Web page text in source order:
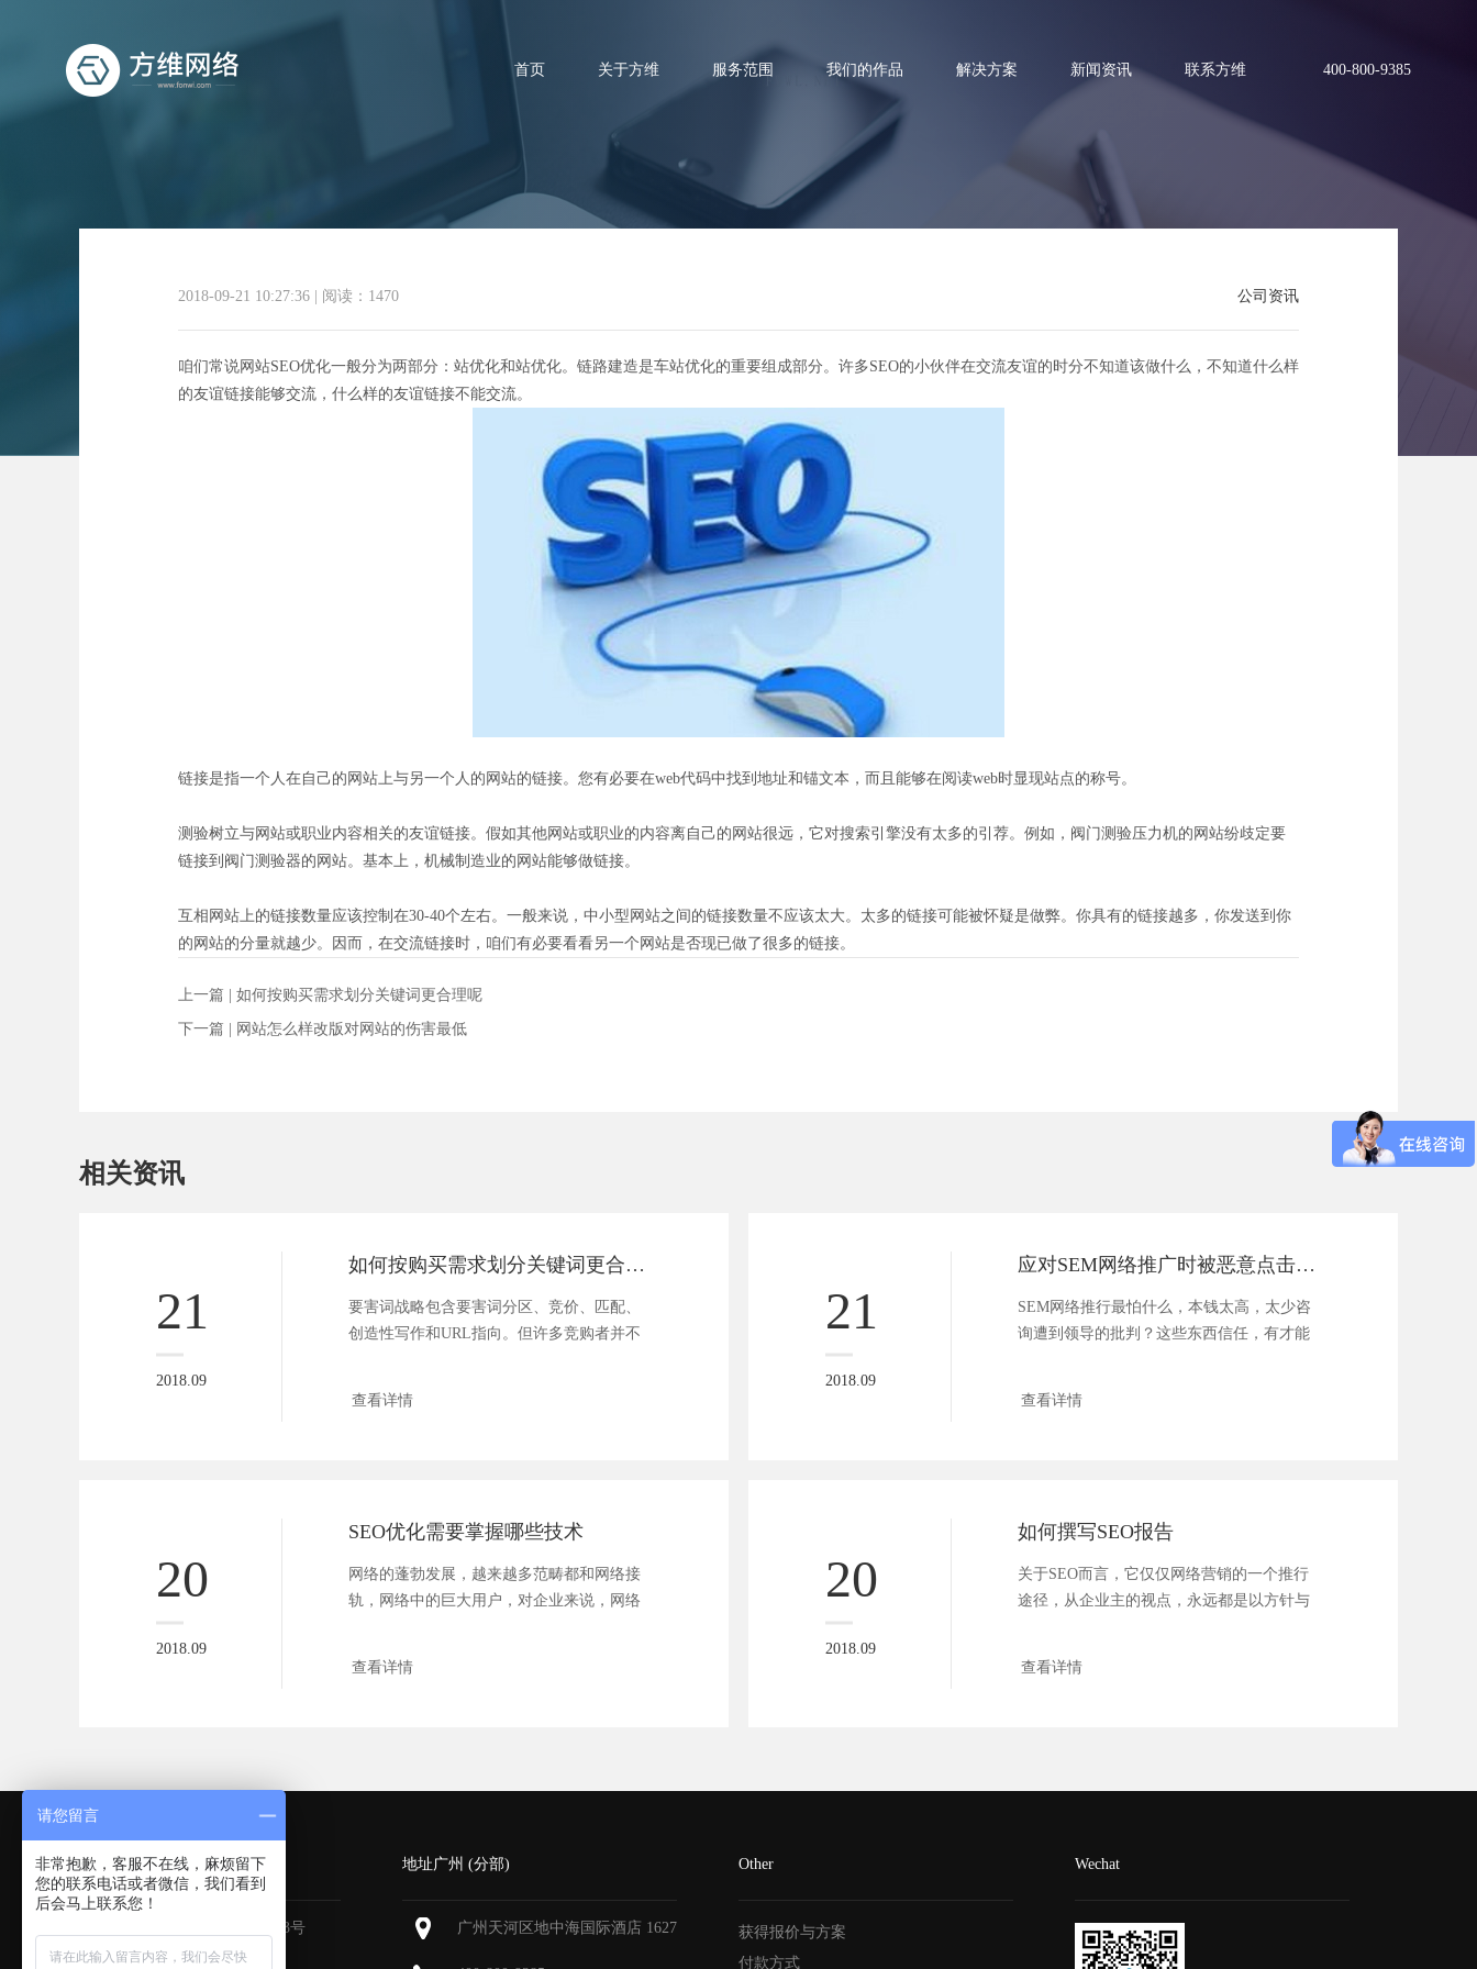
首页 关于方维 服务范围 我们的作品 解决方案 新闻资讯 联系方维 400-800-9385
公司资讯
2018-09-21 10:27:36 阅读：1470
咱们常说网站SEO优化一般分为两部分：站优化和站优化。链路建造是车站优化的重要组成部分。许多SEO的小伙伴在交流友谊的时分不知道该做什么，不知道什么样
的友谊链接能够交流，什么样的友谊链接不能交流。
链接是指一个人在自己的网站上与另一个人的网站的链接。您有必要在web代码中找到地址和锚文本，而且能够在阅读web时显现站点的称号。
测验树立与网站或职业内容相关的友谊链接。假如其他网站或职业的内容离自己的网站很远，它对搜索引擎没有太多的引荐。例如，阀门测验压力机的网站纷歧定要
链接到阀门测验器的网站。基本上，机械制造业的网站能够做链接。
互相网站上的链接数量应该控制在30-40个左右。一般来说，中小型网站之间的链接数量不应该太大。太多的链接可能被怀疑是做弊。你具有的链接越多，你发送到你
的网站的分量就越少。因而，在交流链接时，咱们有必要看看另一个网站是否现已做了很多的链接。
上一篇 | 如何按购买需求划分关键词更合理呢
下一篇 | 网站怎么样改版对网站的伤害最低
相关资讯
21
2018.09
如何按购买需求划分关键词更合理呢
要害词战略包含要害词分区、竞价、匹配、
创造性写作和URL指向。但许多竞购者并不
查看详情
21
2018.09
应对SEM网络推广时被恶意点击的措施
SEM网络推行最怕什么，本钱太高，太少咨
询遭到领导的批判？这些东西信任，有才能
查看详情
20
2018.09
SEO优化需要掌握哪些技术
网络的蓬勃发展，越来越多范畴都和网络接
轨，网络中的巨大用户，对企业来说，网络
查看详情
20
2018.09
如何撰写SEO报告
关于SEO而言，它仅仅网络营销的一个推行
途径，从企业主的视点，永远都是以方针与
查看详情
深圳 (总部)
深圳福田区深南大道6013号
中国有色大厦713-715
地址广州 (分部)
广州天河区地中海国际酒店 1627
Other
获得报价与方案
付款方式
Wechat
请您留言
非常抱歉，客服不在线，麻烦留下
您的联系电话或者微信，我们看到
后会马上联系您！